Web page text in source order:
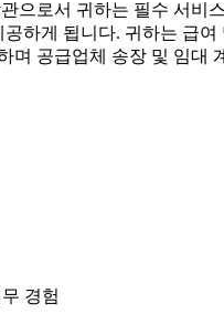
으로서 귀하는 필수 서비
하게 됩니다. 귀하는 급여
며 공급업체 송장 및 임대
경험